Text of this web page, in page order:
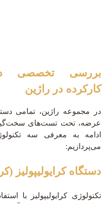
بررسی تخصصی
کارکرده در راژین
در مجموعه راژین، تمامی
عرضه، تحت تست‌های
ادامه به معرفی سه
می‌پردازیم:
دستگاه کرایولیپولیز
تکنولوژی کرایولیپولیز با